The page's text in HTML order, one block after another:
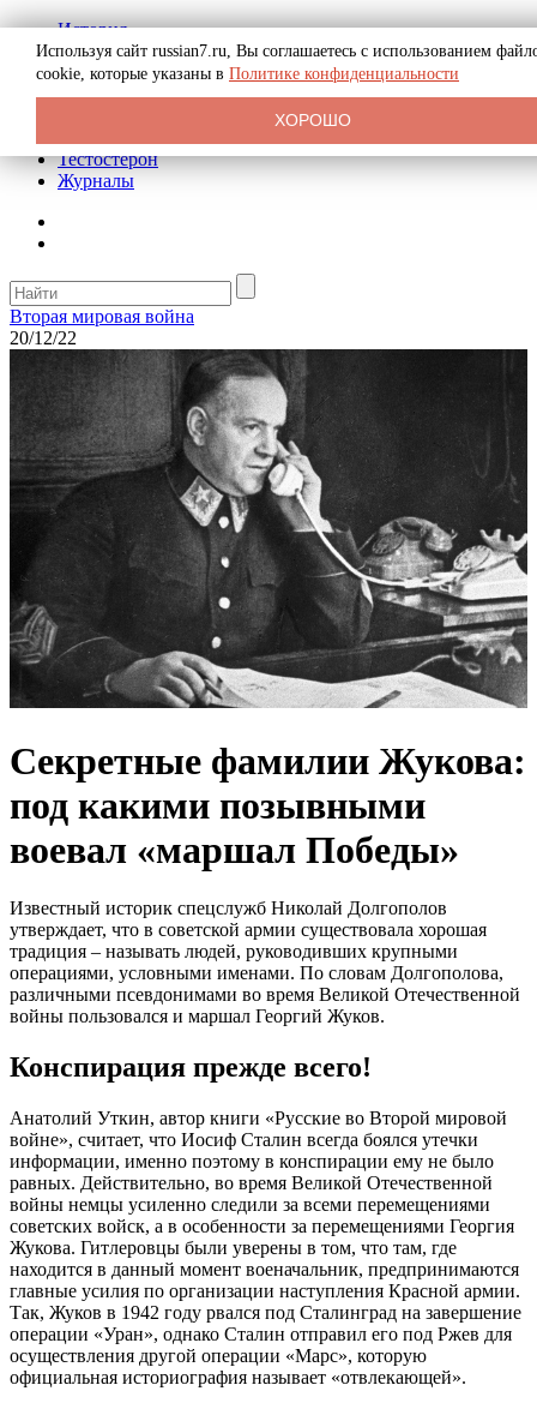
История
Биография
Криминал
Реклама на сайте
Тестостерон
Журналы
Вторая мировая война
20/12/22
Секретные фамилии Жукова:
под какими позывными
воевал «маршал Победы»
Известный историк спецслужб Николай Долгополов
утверждает, что в советской армии существовала хорошая
традиция – называть людей, руководивших крупными
операциями, условными именами. По словам Долгополова,
различными псевдонимами во время Великой Отечественной
войны пользовался и маршал Георгий Жуков.
Конспирация прежде всего!
Анатолий Уткин, автор книги «Русские во Второй мировой
войне», считает, что Иосиф Сталин всегда боялся утечки
информации, именно поэтому в конспирации ему не было
равных. Действительно, во время Великой Отечественной
войны немцы усиленно следили за всеми перемещениями
советских войск, а в особенности за перемещениями Георгия
Жукова. Гитлеровцы были уверены в том, что там, где
находится в данный момент военачальник, предпринимаются
главные усилия по организации наступления Красной армии.
Так, Жуков в 1942 году рвался под Сталинград на завершение
операции «Уран», однако Сталин отправил его под Ржев для
осуществления другой операции «Марс», которую
официальная историография называет «отвлекающей».
Используя сайт russian7.ru, Вы соглашаетесь с использованием
cookie, которые указаны в Политике конфиденциальности
ХОРОШО